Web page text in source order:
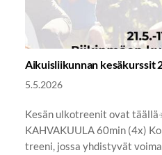
Aikuisliikunnan kesäkurssit
5.5.2026
Kesän ulkotreenit ovat
KAHVAKUULA 60min (4x)
treeni, jossa yhdistyvät